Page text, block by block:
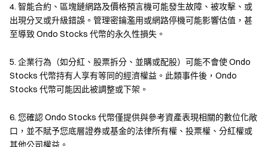
現貨交易
全球 24/7 交易，無休市
1:1 掛鈎真實股票，可長期持有
低門檻投資價值股票
4. 智能合約、區塊鏈網路及價格預言機可能發生故障、被攻擊、或
出現分叉或升級錯誤。管理密鑰濫用或網路停機可能影響估值，甚
至導致 Ondo Stocks 代幣的永久性損失。
5. 企業行為（如分紅、股票拆分、並購或配股）可能不會使 Ondo
Stocks 代幣持有人享有等同的經濟權益。此類事件後，Ondo
Stocks 代幣可能因此被調整或下架。
6. 您確認 Ondo Stocks 代幣僅提供與參考資產表現相關的數位化敞
口，並不賦予您底層證券或基金的法律所有權、投票權、分紅權或
其他公司權益。